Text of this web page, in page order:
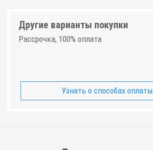
Другие варианты покупки
Рассрочка, 100% оплата
Узнать о способах оплаты